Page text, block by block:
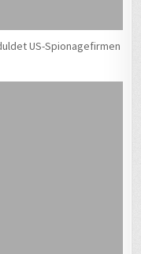
US-Spionagefirmen